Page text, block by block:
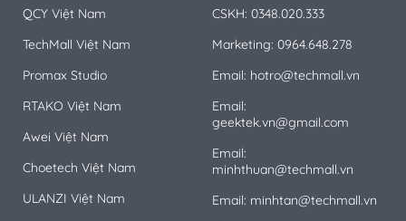
QCY Việt Nam
TechMall Việt Nam
Promax Studio
RTAKO Việt Nam
Awei Việt Nam
Choetech Việt Nam
ULANZI Việt Nam
CSKH: 0348.020.333
Marketing: 0964.648.278
Email: hotro@techmall.vn
Email:
geektek.vn@gmail.com
Email:
minhthuan@techmall.vn
Email: minhtan@techmall.vn